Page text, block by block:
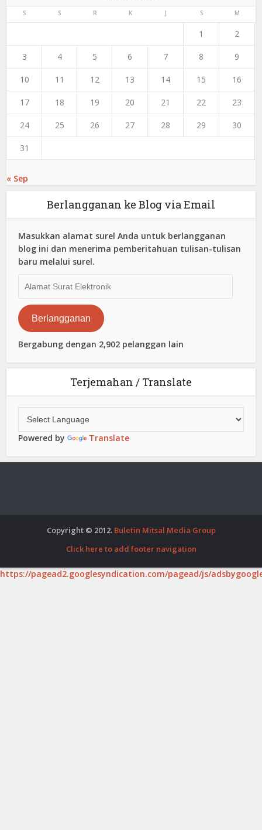
S S R K J S M
1 2
3 4 5 6 7 8 9
10 11 12 13 14 15 16
17 18 19 20 21 22 23
24 25 26 27 28 29 30
31
« Sep
Berlangganan ke Blog via Email
Masukkan alamat surel Anda untuk berlangganan
blog ini dan menerima pemberitahuan tulisan-tulisan
baru melalui surel.
Surat
Elektronik
Berlangganan
Bergabung dengan 2,902 pelanggan lain
Terjemahan / Translate
Powered by Translate
Copyright © 2012. Buletin Mitsal Media Group
Click here to add footer navigation
https://pagead2.googlesyndication.com/pagead/js/